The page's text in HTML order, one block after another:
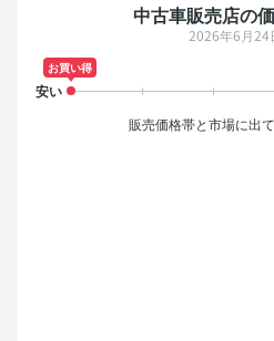
中古車販売店の
2026年6月24
お買い得
販売価格帯と市場に出